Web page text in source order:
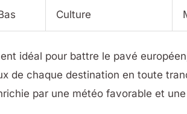
Culture
idéal pour battre le pavé
de chaque destination en toute
par une météo favorable et